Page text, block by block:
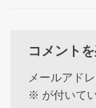
コメント
メールアド
※ が付いて